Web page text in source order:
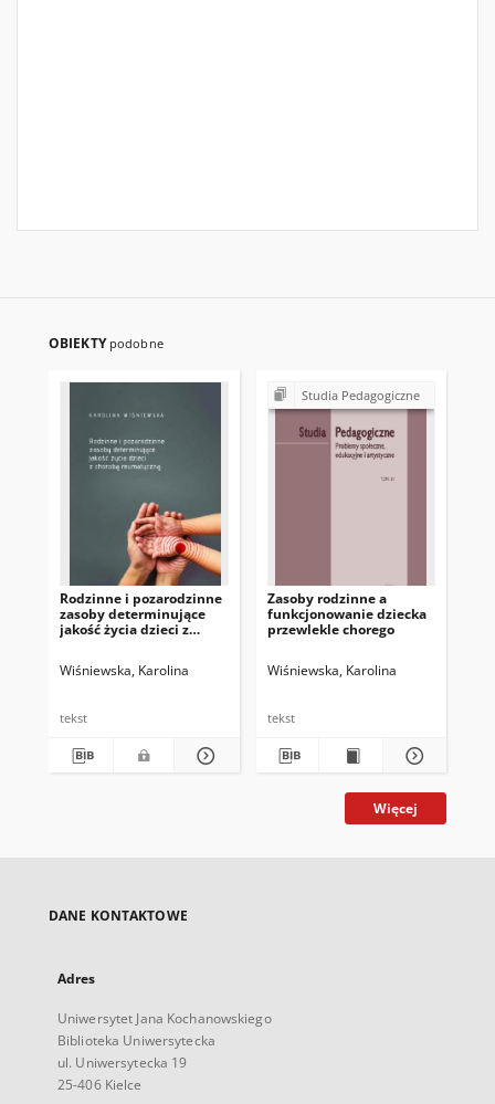
OBIEKTY podobne
Rodzinne i pozarodzinne
zasoby determinujące
jakość życia dzieci z
Wiśniewska, Karolina
tekst
Studia Pedagogiczne
Zasoby rodzinne a
funkcjonowanie dziecka
przewlekle chorego
Wiśniewska, Karolina
tekst
Więcej
DANE KONTAKTOWE
Adres
Uniwersytet Jana Kochanowskiego
Biblioteka Uniwersytecka
ul. Uniwersytecka 19
25-406 Kielce